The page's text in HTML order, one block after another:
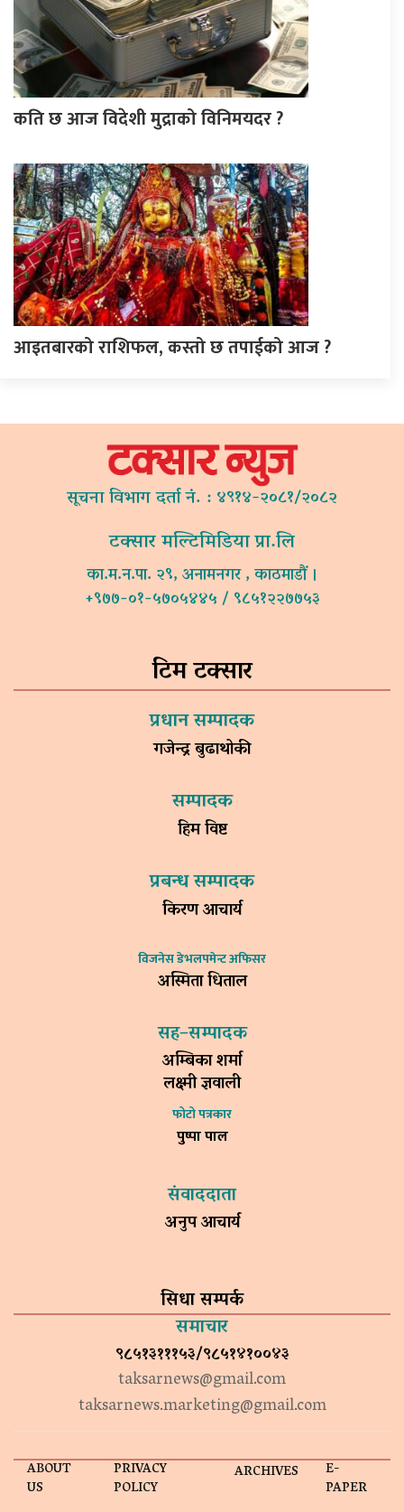
कति छ आज विदेशी मुद्राको विनिमयदर ?
आइतबारको राशिफल, कस्तो छ तपाईको आज ?
सूचना विभाग दर्ता नं. : ४९१४-२०८१/२०८२
टक्सार मल्टिमिडिया प्रा.लि
का.म.न.पा. २९, अनामनगर , काठमाडौं ।
+९७७-०१-५७०५४४५ / ९८५१२२७७५३
टिम टक्सार
प्रधान सम्पादक
गजेन्द्र बुढाथोकी
सम्पादक
हिम विष्ट
प्रबन्ध सम्पादक
किरण आचार्य
विजनेस डेभलपमेन्ट अफिसर
अस्मिता धिताल
सह–सम्पादक
अम्बिका शर्मा
लक्ष्मी ज्ञवाली
फोटो पत्रकार
पुष्पा पाल
संवाददाता
अनुप आचार्य
सिधा सम्पर्क
समाचार
९८५१३१११५३/९८५१४१००४३
taksarnews@gmail.com
taksarnews.marketing@gmail.com
ABOUT
US
PRIVACY
POLICY
ARCHIVES E-
PAPER